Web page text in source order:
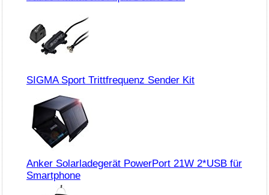
SIGMA Sport Trittfrequenz Sender Kit
Anker Solarladegerät PowerPort 21W 2*USB für
Smartphone